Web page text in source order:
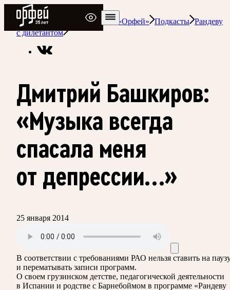
Радио Орфей
Радио классической музыки «Орфей»
Подкасты Рандеву
с дилетантом
Дмитрий Башкиров:
«Музыка всегда
спасала меня
от депрессии…»
25 января 2014
В соответствии с требованиями РАО нельзя ставить на
и перематывать записи программ.
О своем грузинском детстве, педагогической деятельности
в Испании и родстве с Барнебоймом в программе «Рандеву